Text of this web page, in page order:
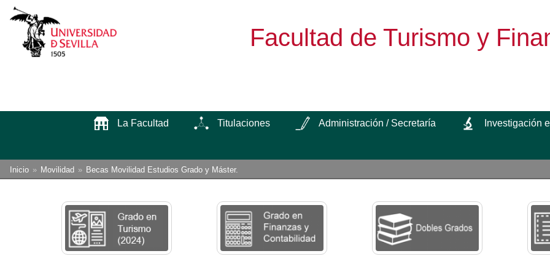
Facultad de Turismo y
La Facultad Titulaciones Administración / Secretaría Investigación
Enlaces
Está
Inicio Movilidad Becas Movilidad Estudios Grado y Máster.